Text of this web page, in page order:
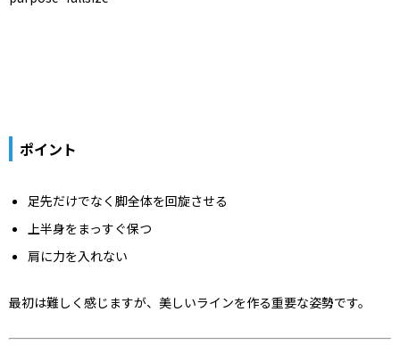
ポイント
足先だけでなく脚全体を回旋させる
上半身をまっすぐ保つ
肩に力を入れない
最初は難しく感じますが、美しいラインを作る重要な姿勢です。